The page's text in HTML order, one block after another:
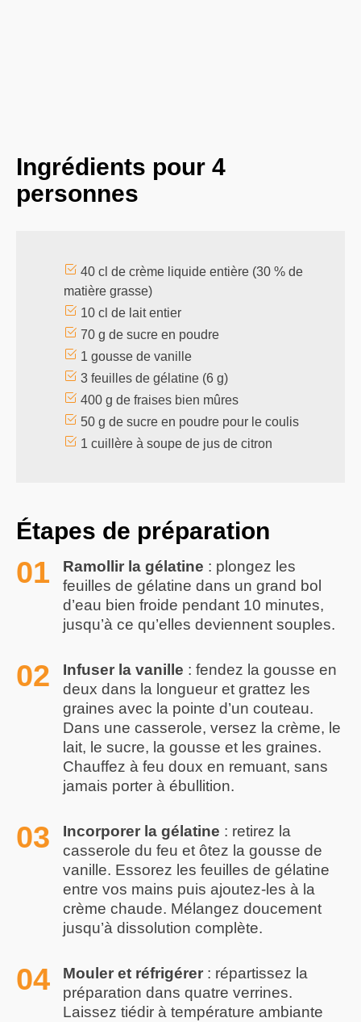
Ingrédients pour 4
personnes
40 cl de crème liquide entière (30 % de
matière grasse)
10 cl de lait entier
70 g de sucre en poudre
1 gousse de vanille
3 feuilles de gélatine (6 g)
400 g de fraises bien mûres
50 g de sucre en poudre pour le coulis
1 cuillère à soupe de jus de citron
Étapes de préparation
Ramollir la gélatine : plongez les
feuilles de gélatine dans un grand bol
d’eau bien froide pendant 10 minutes,
jusqu’à ce qu’elles deviennent souples.
Infuser la vanille : fendez la gousse en
deux dans la longueur et grattez les
graines avec la pointe d’un couteau.
Dans une casserole, versez la crème, le
lait, le sucre, la gousse et les graines.
Chauffez à feu doux en remuant, sans
jamais porter à ébullition.
Incorporer la gélatine : retirez la
casserole du feu et ôtez la gousse de
vanille. Essorez les feuilles de gélatine
entre vos mains puis ajoutez-les à la
crème chaude. Mélangez doucement
jusqu’à dissolution complète.
Mouler et réfrigérer : répartissez la
préparation dans quatre verrines.
Laissez tiédir à température ambiante